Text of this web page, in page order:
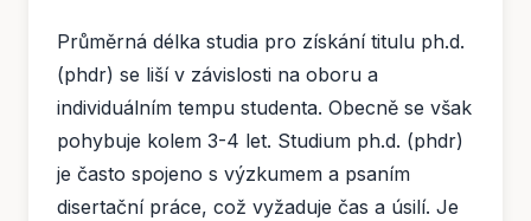
Průměrná délka studia pro získání titulu ph.d.
(phdr) se liší v závislosti na oboru a
individuálním tempu studenta. Obecně se však
pohybuje kolem 3-4 let. Studium ph.d. (phdr)
je často spojeno s výzkumem a psaním
disertační práce, což vyžaduje čas a úsilí. Je